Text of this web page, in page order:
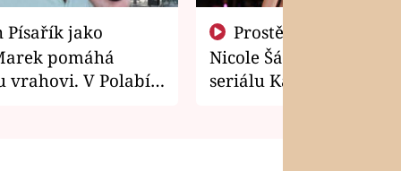
pomáhá
vrahovi. V Polabí
Nicole Šáchová získala
seriálu Kamarádi